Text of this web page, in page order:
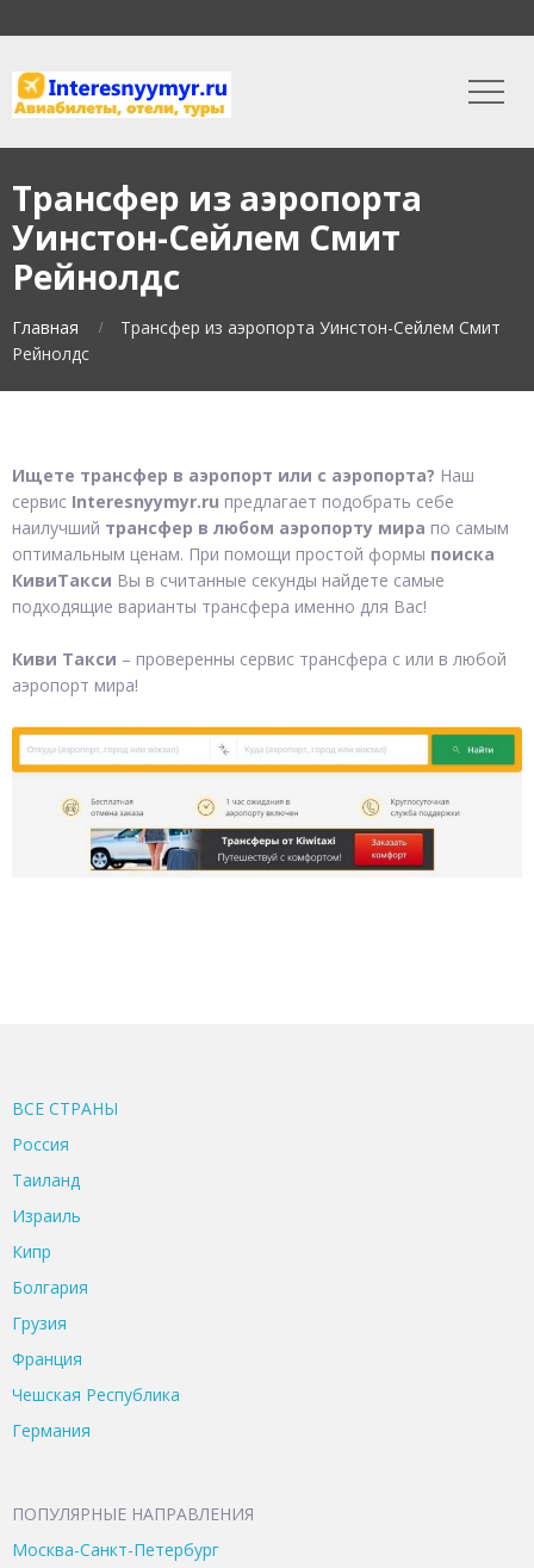
Трансфер из аэропорта
Уинстон-Сейлем Смит
Рейнолдс
Главная
Трансфер из аэропорта Уинстон-Сейлем Смит
Рейнолдс
Ищете трансфер в аэропорт или с аэропорта? Наш
сервис Interesnyymyr.ru предлагает подобрать себе
наилучший трансфер в любом аэропорту мира по самым
оптимальным ценам. При помощи простой формы поиска
КивиТакси Вы в считанные секунды найдете самые
подходящие варианты трансфера именно для Вас!
Киви Такси – проверенны сервис трансфера с или в любой
аэропорт мира!
ВСЕ CТРАНЫ
Россия
Таиланд
Израиль
Кипр
Болгария
Грузия
Франция
Чешская Республика
Германия
ПОПУЛЯРНЫЕ НАПРАВЛЕНИЯ
Москва-Санкт-Петербург